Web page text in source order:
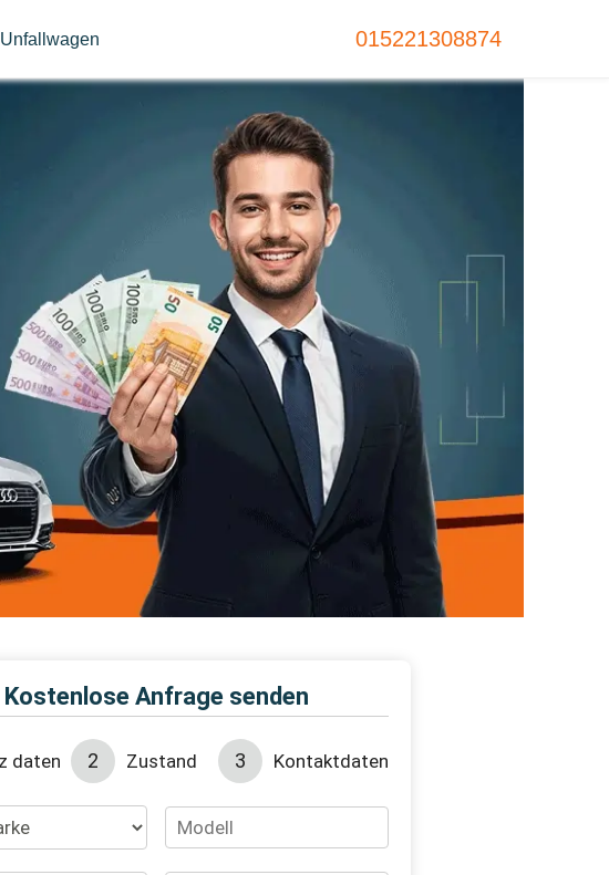
Unfallwagen 015221308874